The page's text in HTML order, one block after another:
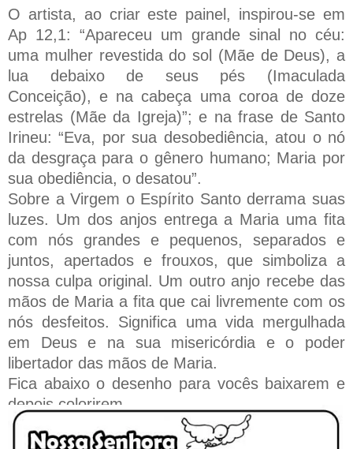
O artista, ao criar este painel, inspirou-se em
Ap 12,1: “Apareceu um grande sinal no céu:
uma mulher revestida do sol (Mãe de Deus), a
lua debaixo de seus pés (Imaculada
Conceição), e na cabeça uma coroa de doze
estrelas (Mãe da Igreja)”; e na frase de Santo
Irineu: “Eva, por sua desobediência, atou o nó
da desgraça para o gênero humano; Maria por
sua obediência, o desatou”.
Sobre a Virgem o Espírito Santo derrama suas
luzes. Um dos anjos entrega a Maria uma fita
com nós grandes e pequenos, separados e
juntos, apertados e frouxos, que simboliza a
nossa culpa original. Um outro anjo recebe das
mãos de Maria a fita que cai livremente com os
nós desfeitos. Significa uma vida mergulhada
em Deus e na sua misericórdia e o poder
libertador das mãos de Maria.
Fica abaixo o desenho para vocês baixarem e
depois colorirem.